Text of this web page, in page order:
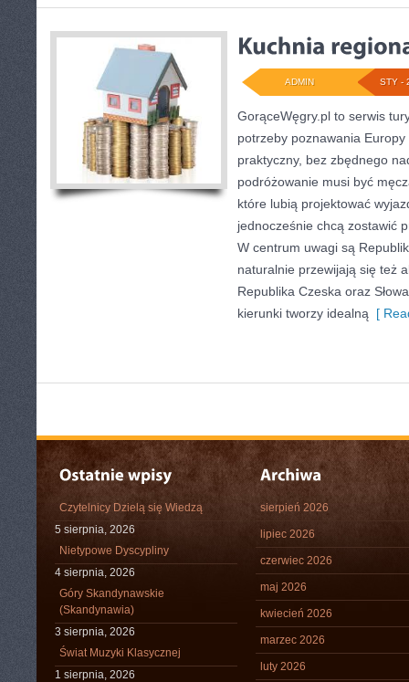
STY -
ADMIN
GorąceWęgry.pl to serwis
potrzeby poznawania
praktyczny, bez zbędnego
podróżowanie musi być
które lubią projektować
jednocześnie chcą zostawić
W centrum uwagi są
naturalnie przewijają się też
Republika Czeska oraz
kierunki tworzy idealną [
Czytelnicy Dzielą się Wiedzą
5 sierpnia, 2026
Nietypowe Dyscypliny
4 sierpnia, 2026
Góry Skandynawskie
(Skandynawia)
3 sierpnia, 2026
Świat Muzyki Klasycznej
1 sierpnia, 2026
sierpień 2026
lipiec 2026
czerwiec 2026
maj 2026
kwiecień 2026
marzec 2026
luty 2026